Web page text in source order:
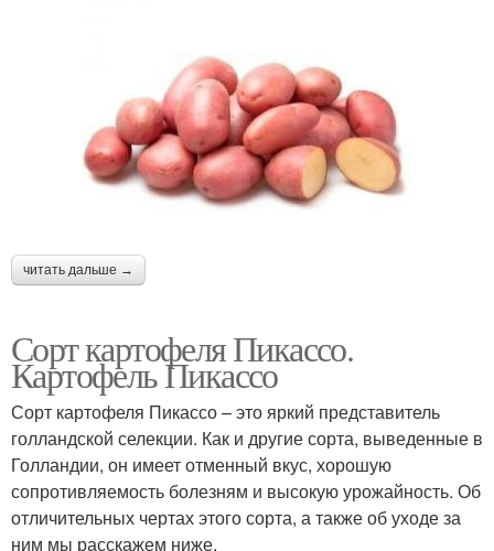
читать дальше →
Сорт картофеля Пикассо.
Картофель Пикассо
Сорт картофеля Пикассо – это яркий представитель
голландской селекции. Как и другие сорта, выведенные в
Голландии, он имеет отменный вкус, хорошую
сопротивляемость болезням и высокую урожайность. Об
отличительных чертах этого сорта, а также об уходе за
ним мы расскажем ниже.